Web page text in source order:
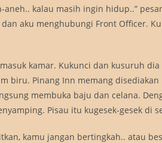
aneh.. kalau masih ingin hidup..”
aku menghubungi Front Officer.
kamar. Kukunci dan kusuruh
biru. Pinang Inn memang
membuka baju dan celana.
Pisau itu kugesek-gesek di
kamu jangan bertingkah.. atau